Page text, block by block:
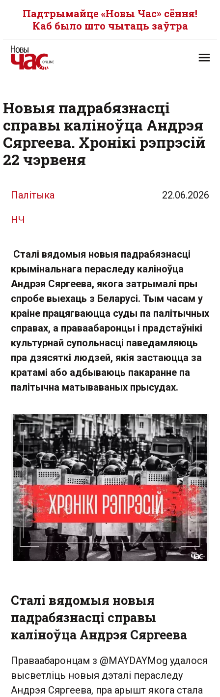
Падтрымайце «Новы Час» сёння!
Каб было што чытаць заўтра
Новыя падрабязнасці
справы каліноўца Андрэя
Сяргеева. Хронікі рэпрэсій
22 чэрвеня
Палітыка 22.06.2026
НЧ
Сталі вядомыя новыя падрабязнасці
крымінальнага пераследу каліноўца
Андрэя Сяргеева, якога затрымалі пры
спробе выехаць з Беларусі. Тым часам у
краіне працягваюцца суды па палітычных
справах, а праваабаронцы і прадстаўнікі
культурнай супольнасці паведамляюць
пра дзясяткі людзей, якія застаюцца за
кратамі або адбываюць пакаранне па
палітычна матываваных прысудах.
Сталі вядомыя новыя
падрабязнасці справы
каліноўца Андрэя Сяргеева
Праваабаронцам з @MAYDAYMog удалося
высветліць новыя дэталі пераследу
Андрэя Сяргеева, пра арышт якога стала